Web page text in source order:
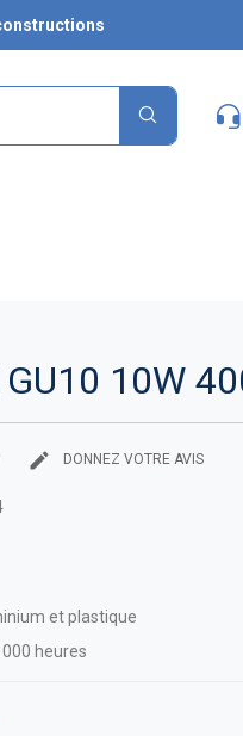
10W
DONNEZ VOTRE AVIS
et plastique
000 heures